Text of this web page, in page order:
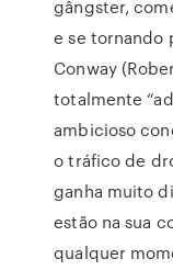
gângster,
e se tornando
Conway
totalmente
ambicioso
o tráfico de
ganha muito
estão na sua
qualquer